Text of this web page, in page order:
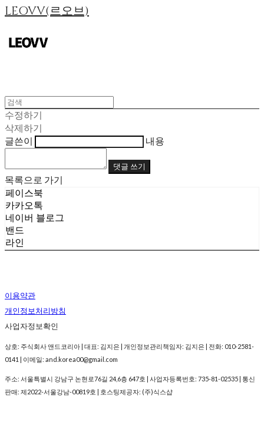
LEOVV(르오브)
수정하기
삭제하기
글쓴이
내용
댓글 쓰기
목록으로 가기
페이스북
카카오톡
네이버 블로그
밴드
라인
이용약관
개인정보처리방침
사업자정보확인
상호: 주식회사 앤드코리아 | 대표: 김지은 | 개인정보관리책임자: 김지은 | 전화: 010-2581-
0141 | 이메일: and.korea00@gmail.com
주소: 서울특별시 강남구 논현로76길 24,6층 647호 | 사업자등록번호: 735-81-02535 | 통신
판매: 제2022-서울강남-00819호 | 호스팅제공자: (주)식스샵